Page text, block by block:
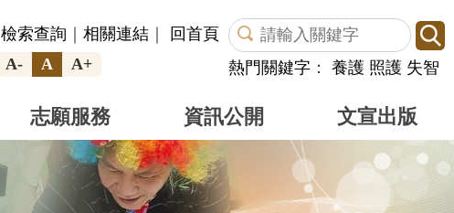
檢索查詢 ｜ 相關連結 ｜
回首頁
熱門關鍵字 ： 養護 照護 失智
A- A A+
志願服務 資訊公開 文宣出版